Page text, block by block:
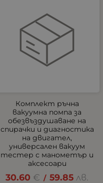
Комплект ръчна
вакуумна помпа за
обезвъздушаване на
спирачки и диагностика
на двигател,
универсален вакуум
тестер с манометър и
аксесоари
30.60 € / 59.85 лв.